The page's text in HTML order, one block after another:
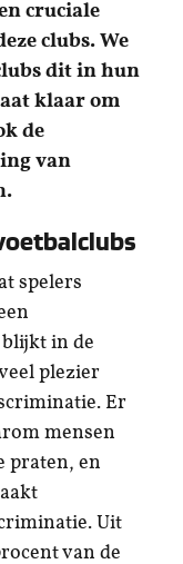
cruciale
clubs. We
dit in hun
klaar om
de
van
spelers
in de
plezier
Er
mensen
praten, en
Uit
van de